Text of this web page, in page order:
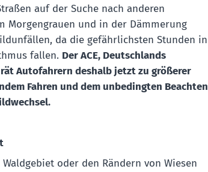
auf der Suche nach anderen
Morgengrauen und in der Dämmerung
da die gefährlichsten Stunden in
fallen. Der ACE, Deutschlands
Autofahrern deshalb jetzt zu größerer
Fahren und dem unbedingten Beachten
oder den Rändern von Wiesen